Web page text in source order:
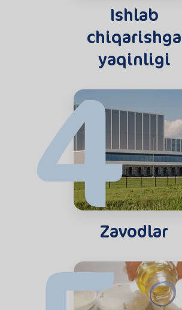
Ishlab
chiqarishga
yaqinligi
4Zavodlar